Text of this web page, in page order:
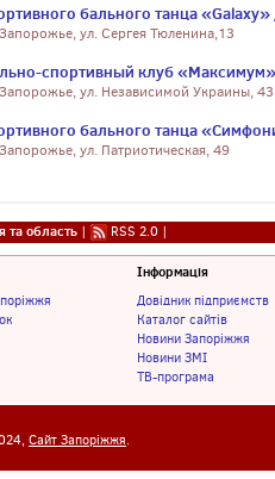
бального танца «Galaxy»
ул. Сергея Тюленина,13
спортивный клуб «Максимум»
ул. Независимой Украины, 43
бального танца
ул. Патриотическая, 49
та область | RSS 2.0 |
Інформація
Довідник підприємств
Каталог сайтів
Новини Запоріжжя
Новини ЗМІ
ТВ-програма
Сайт Запоріжжя.